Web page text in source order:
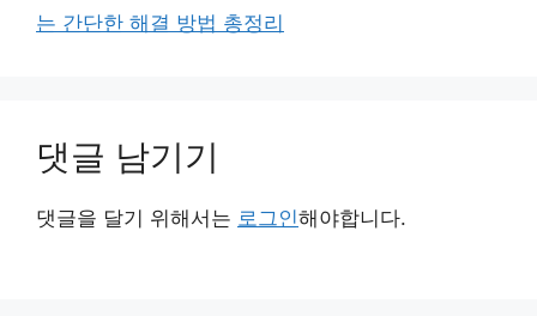
는 간단한 해결 방법 총정리
댓글 남기기
댓글을 달기 위해서는 로그인해야합니다.